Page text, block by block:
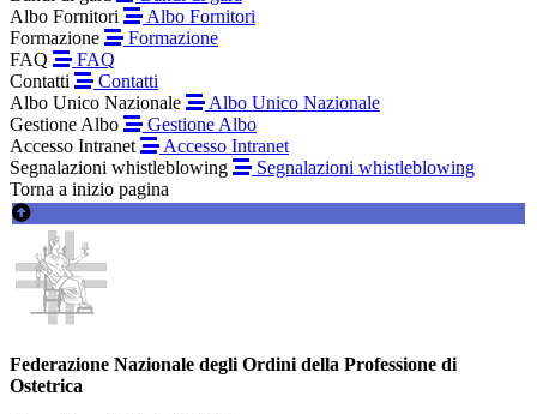
Albo Fornitori
Albo Fornitori
Formazione
Formazione
FAQ
FAQ
Contatti
Contatti
Albo Unico Nazionale
Albo Unico Nazionale
Gestione Albo
Gestione Albo
Accesso Intranet
Accesso Intranet
Segnalazioni whistleblowing
Segnalazioni whistleblowing
Torna a inizio pagina
Federazione Nazionale degli Ordini della Professione di
Ostetrica